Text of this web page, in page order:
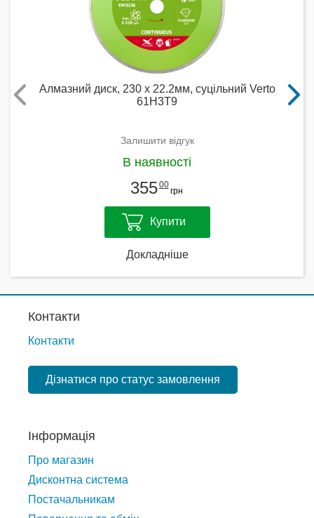
Алмазний диск, 230 x 22.2мм, суцільний Verto
61H3T9
Залишити відгук
В наявності
35500
грн
Купити
Докладніше
Контакти
Контакти
Дізнатися про статус замовлення
Інформація
Про магазин
Дисконтна система
Постачальникам